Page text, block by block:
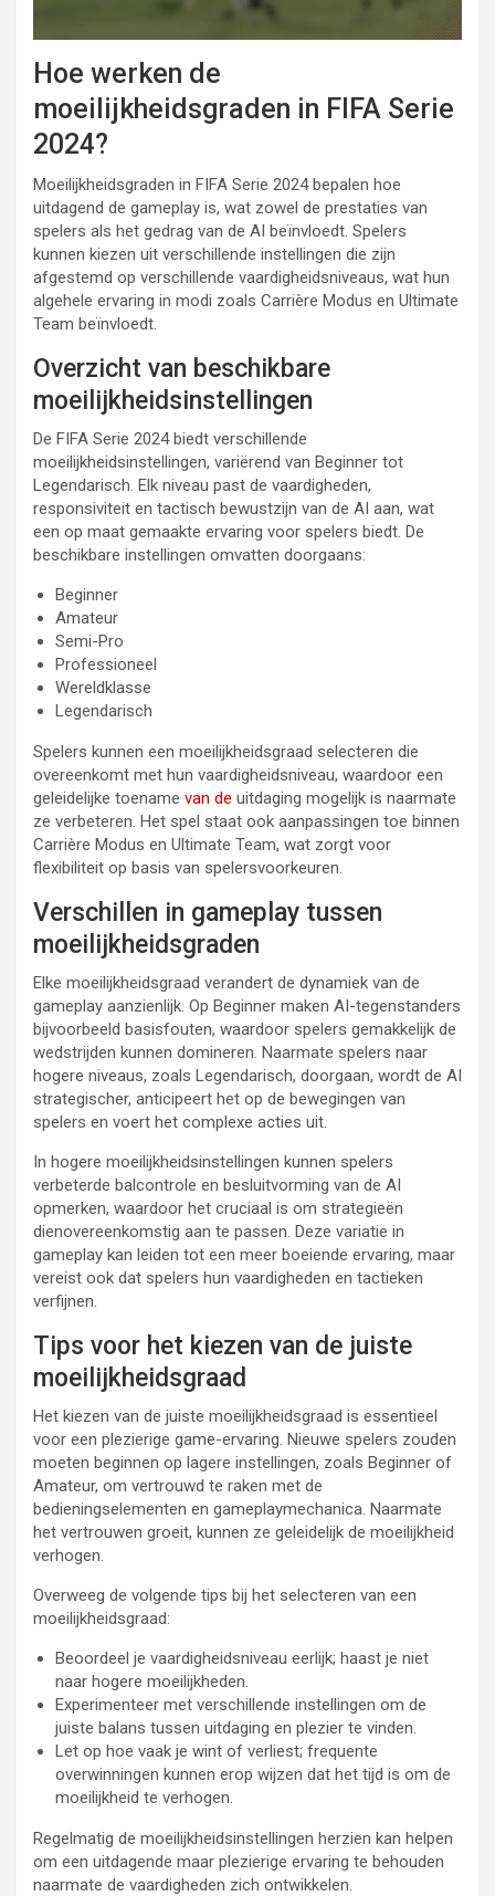
Hoe werken de
moeilijkheidsgraden in FIFA Serie
2024?
Moeilijkheidsgraden in FIFA Serie 2024 bepalen hoe
uitdagend de gameplay is, wat zowel de prestaties van
spelers als het gedrag van de AI beïnvloedt. Spelers
kunnen kiezen uit verschillende instellingen die zijn
afgestemd op verschillende vaardigheidsniveaus, wat hun
algehele ervaring in modi zoals Carrière Modus en Ultimate
Team beïnvloedt.
Overzicht van beschikbare
moeilijkheidsinstellingen
De FIFA Serie 2024 biedt verschillende
moeilijkheidsinstellingen, variërend van Beginner tot
Legendarisch. Elk niveau past de vaardigheden,
responsiviteit en tactisch bewustzijn van de AI aan, wat
een op maat gemaakte ervaring voor spelers biedt. De
beschikbare instellingen omvatten doorgaans:
Beginner
Amateur
Semi-Pro
Professioneel
Wereldklasse
Legendarisch
Spelers kunnen een moeilijkheidsgraad selecteren die
overeenkomt met hun vaardigheidsniveau, waardoor een
geleidelijke toename van de uitdaging mogelijk is naarmate
ze verbeteren. Het spel staat ook aanpassingen toe binnen
Carrière Modus en Ultimate Team, wat zorgt voor
flexibiliteit op basis van spelersvoorkeuren.
Verschillen in gameplay tussen
moeilijkheidsgraden
Elke moeilijkheidsgraad verandert de dynamiek van de
gameplay aanzienlijk. Op Beginner maken AI-tegenstanders
bijvoorbeeld basisfouten, waardoor spelers gemakkelijk de
wedstrijden kunnen domineren. Naarmate spelers naar
hogere niveaus, zoals Legendarisch, doorgaan, wordt de AI
strategischer, anticipeert het op de bewegingen van
spelers en voert het complexe acties uit.
In hogere moeilijkheidsinstellingen kunnen spelers
verbeterde balcontrole en besluitvorming van de AI
opmerken, waardoor het cruciaal is om strategieën
dienovereenkomstig aan te passen. Deze variatie in
gameplay kan leiden tot een meer boeiende ervaring, maar
vereist ook dat spelers hun vaardigheden en tactieken
verfijnen.
Tips voor het kiezen van de juiste
moeilijkheidsgraad
Het kiezen van de juiste moeilijkheidsgraad is essentieel
voor een plezierige game-ervaring. Nieuwe spelers zouden
moeten beginnen op lagere instellingen, zoals Beginner of
Amateur, om vertrouwd te raken met de
bedieningselementen en gameplaymechanica. Naarmate
het vertrouwen groeit, kunnen ze geleidelijk de moeilijkheid
verhogen.
Overweeg de volgende tips bij het selecteren van een
moeilijkheidsgraad:
Beoordeel je vaardigheidsniveau eerlijk; haast je niet
naar hogere moeilijkheden.
Experimenteer met verschillende instellingen om de
juiste balans tussen uitdaging en plezier te vinden.
Let op hoe vaak je wint of verliest; frequente
overwinningen kunnen erop wijzen dat het tijd is om de
moeilijkheid te verhogen.
Regelmatig de moeilijkheidsinstellingen herzien kan helpen
om een uitdagende maar plezierige ervaring te behouden
naarmate de vaardigheden zich ontwikkelen.